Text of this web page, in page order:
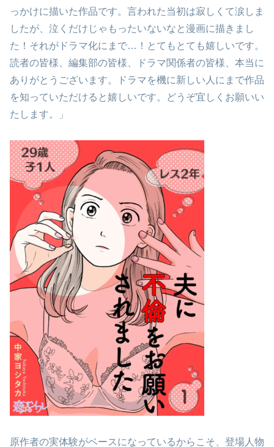
っかけに描いた作品です。言われた当初は寂しくて涙しま
したが、泣くだけじゃもったいないなと漫画に描きまし
た！それがドラマ化にまで…！とてもとても嬉しいです。
読者の皆様、編集部の皆様、ドラマ関係者の皆様、本当に
ありがとうございます。ドラマを機に新しい人にまで作品
を知っていただけると嬉しいです。どうぞ宜しくお願いい
たします。」
原作者の実体験がベースになっているからこそ、登場人物